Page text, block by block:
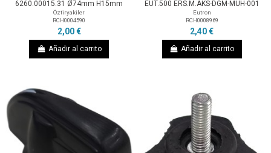
6260.00015.31 Ø74mm H15mm
Öztiryakiler
RCH0004590
2,00 €
Añadir al carrito
EUT.500 ERS.M.AKS-DGM-MUH-001
Eutron
RCH0008969
2,40 €
Añadir al carrito